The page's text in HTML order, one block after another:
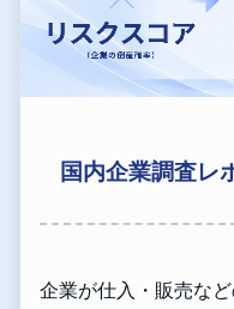
国内企業調査レ
企業が仕入・販売な